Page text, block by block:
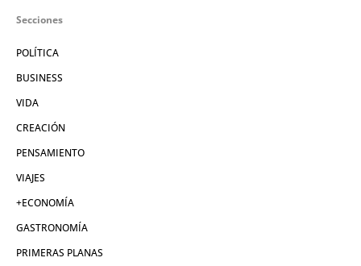
Secciones
POLÍTICA
BUSINESS
VIDA
CREACIÓN
PENSAMIENTO
VIAJES
+ECONOMÍA
GASTRONOMÍA
PRIMERAS PLANAS